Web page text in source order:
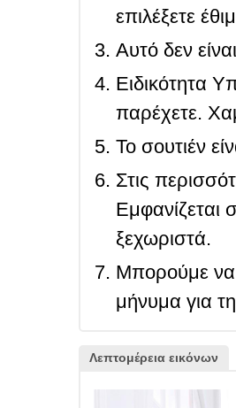
επιλέξετε
Αυτό δεν
Ειδικότητα
παρέχετε.
Το σουτιέν
Στις
Εμφανίζεται
ξεχωριστά.
Μπορούμε να
μήνυμα για
Λεπτομέρεια εικόνων